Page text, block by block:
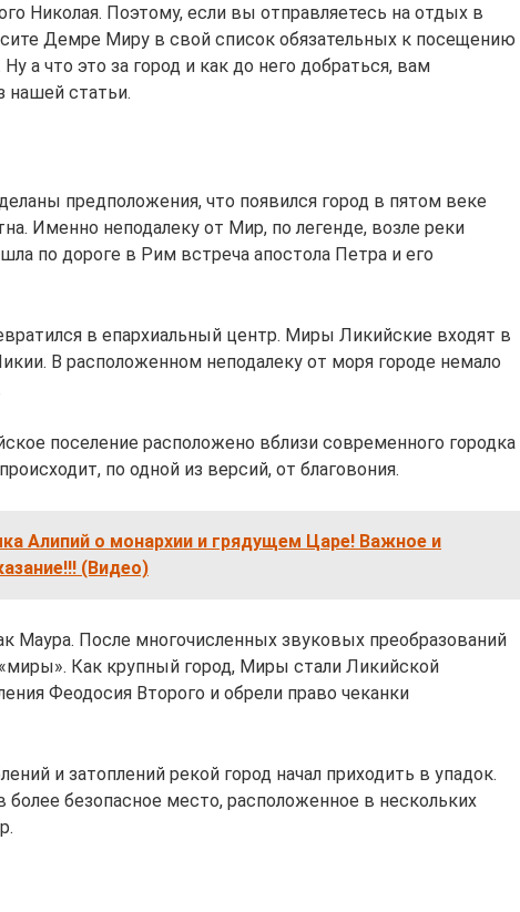
Николая. Поэтому, если вы отправляетесь на отдых в
Демре Миру в свой список обязательных к посещению
а что это за город и как до него добраться, вам
нашей статьи.
предположения, что появился город в пятом веке
Именно неподалеку от Мир, по легенде, возле реки
по дороге в Рим встреча апостола Петра и его
в епархиальный центр. Миры Ликийские входят в
В расположенном неподалеку от моря городе немало
поселение расположено вблизи современного городка
по одной из версий, от благовония.
Алипий о монархии и грядущем Царе! Важное и
(Видео)
Маура. После многочисленных звуковых преобразований
Как крупный город, Миры стали Ликийской
Феодосия Второго и обрели право чеканки
и затоплений рекой город начал приходить в упадок.
более безопасное место, расположенное в нескольких